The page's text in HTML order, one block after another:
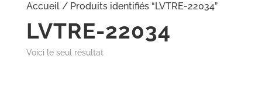
Accueil/ Produits identifiés “LVTRE-22034”
LVTRE-22034
Voici le seul résultat